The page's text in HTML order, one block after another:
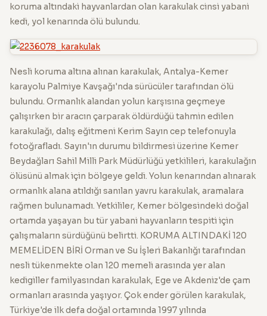
koruma altındaki hayvanlardan olan karakulak cinsi yabani
kedi, yol kenarında ölü bulundu.
Nesli koruma altına alınan karakulak, Antalya-Kemer
karayolu Palmiye Kavşağı'nda sürücüler tarafından ölü
bulundu. Ormanlık alandan yolun karşısına geçmeye
çalışırken bir aracın çarparak öldürdüğü tahmin edilen
karakulağı, dalış eğitmeni Kerim Sayın cep telefonuyla
fotoğrafladı. Sayın'ın durumu bildirmesi üzerine Kemer
Beydağları Sahil Milli Park Müdürlüğü yetkilileri, karakulağın
ölüsünü almak için bölgeye geldi. Yolun kenarından alınarak
ormanlık alana atıldığı sanılan yavru karakulak, aramalara
rağmen bulunamadı. Yetkililer, Kemer bölgesindeki doğal
ortamda yaşayan bu tür yabani hayvanların tespiti için
çalışmaların sürdüğünü belirtti. KORUMA ALTINDAKİ 120
MEMELİDEN BİRİ Orman ve Su İşleri Bakanlığı tarafından
nesli tükenmekte olan 120 memeli arasında yer alan
kedigiller familyasından karakulak, Ege ve Akdeniz'de çam
ormanları arasında yaşıyor. Çok ender görülen karakulak,
Türkiye'de ilk defa doğal ortamında 1997 yılında